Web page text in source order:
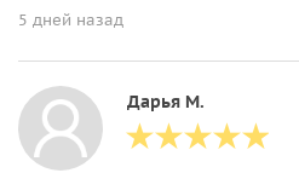
5 дней назад
Дарья М.